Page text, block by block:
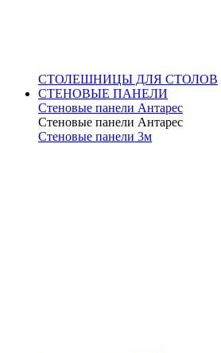
СТОЛЕШНИЦЫ ДЛЯ СТОЛОВ
СТЕНОВЫЕ ПАНЕЛИ
Стеновые панели Антарес
Стеновые панели Антарес
Стеновые панели 3м